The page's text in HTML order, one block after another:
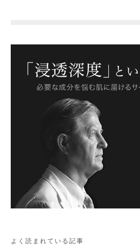
よく読まれている記事